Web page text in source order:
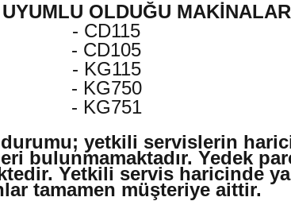
OLDUĞU
- CD115
- CD105
- KG115
- KG750
- KG751
yetkili servislerin
bulunmamaktadır. Yedek
Yetkili servis haricinde
tamamen müşteriye aittir.